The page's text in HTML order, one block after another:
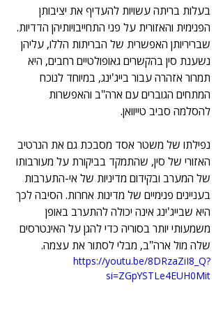
בעלות בריתה עשויות להעדיף את יציבותן
הפנימית והאזורית על פני התחייבויותיהן הדדיות.
שבריריותן האפשרית של הבריתות הללו, עליהן
נשענת סין בהקשרים גאופולטיים רחבים, היא
תמרור אזהרה עבור בייג'ינג, במיוחד לנוכח
המתחים הגוברים עם ארה"ב והאפשרות
להסלמה סביב טייוואן.
נפילתו של משטר אסד מסבכת גם את הנרטיב
האזורי של סין, שהתמקד בביקורת על מעורבותו
של המערב ובקידום מדיניות של אי-התערבות
בעניינים פנימיים של מדינות אחרות. הסיבה לכך
היא שבייג'ינג אינה יכולה להתערב באופן
משמעותי יותר בסוריה כדי להגן על האינטרסים
שלה מול ארה"ב, מבלי לסתור את עצמה.
https://youtu.be/8DRzaZiI8_Q?
si=ZGpYSTLe4EUH0Mit